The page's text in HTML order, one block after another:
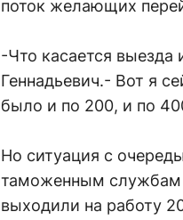
поток желающих
-Что касается выезда
Геннадьевич.- Вот я
было и по 200, и по
Но ситуация с
таможенным службам
выходили на работу